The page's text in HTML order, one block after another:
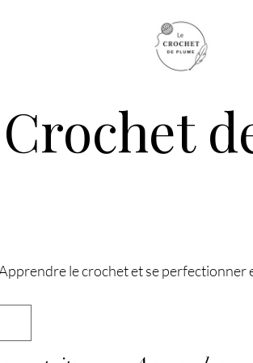
le crochet et se perfectionner